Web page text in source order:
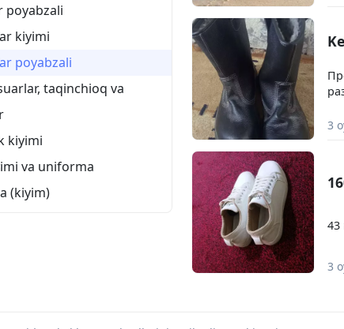
3
43
3
poyabzali
kiyimi
poyabzali
taqinchioq va
kiyimi
va uniforma
(kiyim)